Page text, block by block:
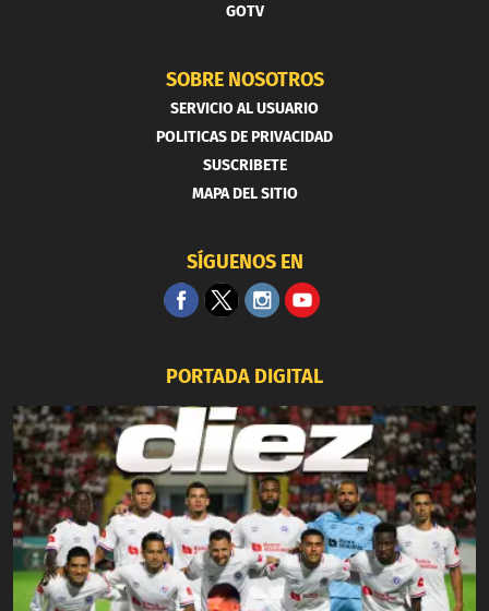
GOTV
SOBRE NOSOTROS
SERVICIO AL USUARIO
POLITICAS DE PRIVACIDAD
SUSCRIBETE
MAPA DEL SITIO
SÍGUENOS EN
PORTADA DIGITAL